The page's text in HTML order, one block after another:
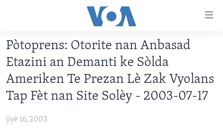
Skip
to
main
content
Skip
main
Navigation
LÈZETAZINI
AMERIK LATIN
ENTÈNASYONAL
VIDEO
Pòtoprens: Otorite nan Anbasad
Etazini an Demanti ke Sòlda
Ameriken Te Prezan Lè Zak Vyolans
Tap Fèt nan Site Solèy - 2003-07-17
jiyè 16, 2003